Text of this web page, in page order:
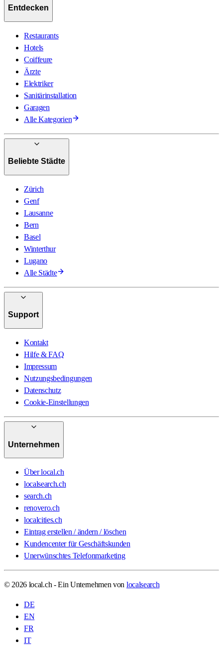
Entdecken
Restaurants
Hotels
Coiffeure
Ärzte
Elektriker
Sanitärinstallation
Garagen
Alle Kategorien
Beliebte Städte
Zürich
Genf
Lausanne
Bern
Basel
Winterthur
Lugano
Alle Städte
Support
Kontakt
Hilfe & FAQ
Impressum
Nutzungsbedingungen
Datenschutz
Cookie-Einstellungen
Unternehmen
Über local.ch
localsearch.ch
search.ch
renovero.ch
localcities.ch
Eintrag erstellen / ändern / löschen
Kundencenter für Geschäftskunden
Unerwünschtes Telefonmarketing
© 2026 local.ch - Ein Unternehmen von localsearch
DE
EN
FR
IT